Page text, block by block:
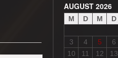
AUGUST 2026
M D M D
3
4 5 6
10
11 12 13